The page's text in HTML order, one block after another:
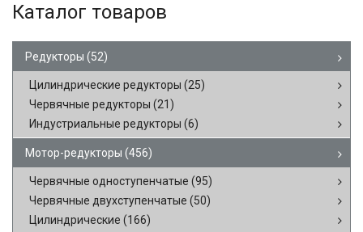
Каталог товаров
Редукторы (52)
Цилиндрические редукторы (25)
Червячные редукторы (21)
Индустриальные редукторы (6)
Мотор-редукторы (456)
Червячные одноступенчатые (95)
Червячные двухступенчатые (50)
Цилиндрические (166)